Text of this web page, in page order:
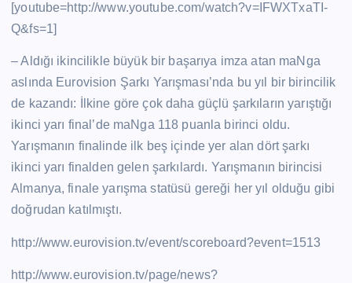
[youtube=http://www.youtube.com/watch?v=IFWXTxaTI-
Q&fs=1]
– Aldığı ikincilikle büyük bir başarıya imza atan maNga
aslında Eurovision Şarkı Yarışması’nda bu yıl bir birincilik
de kazandı: İlkine göre çok daha güçlü şarkıların yarıştığı
ikinci yarı final’de maNga 118 puanla birinci oldu.
Yarışmanın finalinde ilk beş içinde yer alan dört şarkı
ikinci yarı finalden gelen şarkılardı. Yarışmanın birincisi
Almanya, finale yarışma statüsü gereği her yıl olduğu gibi
doğrudan katılmıştı.
http://www.eurovision.tv/event/scoreboard?event=1513
http://www.eurovision.tv/page/news?